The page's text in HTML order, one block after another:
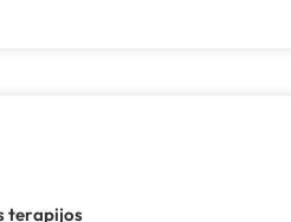
terapijos